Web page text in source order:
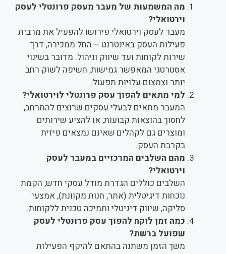
מה המשמעות של מעבר מעסק פרונטלי לעסק
וירטואלי?
מעבר לעסק וירטואלי פירושו להפעיל את מרבית
פעילות העסק באינטרנט – החל ממכירה, דרך
שירות לקוחות ועד שיווק וניהול. מדובר בשינוי
אסטרטגי המאפשר גמישות, חשיפה לשוק רחב
יותר וצמצום עלויות תפעול.
למי מתאים להפוך עסק פרונטלי לוירטואלי?
המעבר מתאים לבעלי עסקים שרוצים להתרחב,
לחסוך בהוצאות קבועות, או להציע שירותים
ומוצרים גם לקהלים שאינם נמצאים פיזית
בקרבת העסק.
מהם השלבים המרכזיים במעבר לעסק
וירטואלי?
השלבים כוללים הגדרת מודל עסקי חדש, הקמת
נוכחות דיגיטלית (אתר, חנות מקוונת), אמצעי
סליקה, שיווק דיגיטלי ותמיכה טכנית ללקוחות.
כמה זמן לוקח להפוך עסק פרונטלי לעסק
שפועל ברשת?
משך הזמן משתנה בהתאם להיקף הפעילות